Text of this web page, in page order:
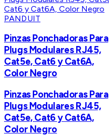
PANDUIT
Pinzas Ponchadoras Para
Plugs Modulares RJ45,
Cat5e, Cat6 y Cat6A,
Color Negro
Pinzas Ponchadoras Para
Plugs Modulares RJ45,
Cat5e, Cat6 y Cat6A,
Color Negro